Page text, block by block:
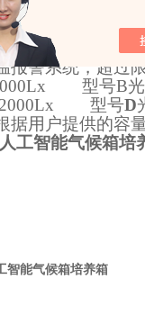
控制，可30段编
度调节系统；温
芯片为美国 GE.,
报警系统，超过
型号B
型号D
据用户提供的容
工智能气候箱培
智能气候箱培养箱